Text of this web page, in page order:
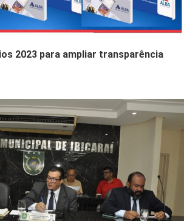
2023 para ampliar transparência